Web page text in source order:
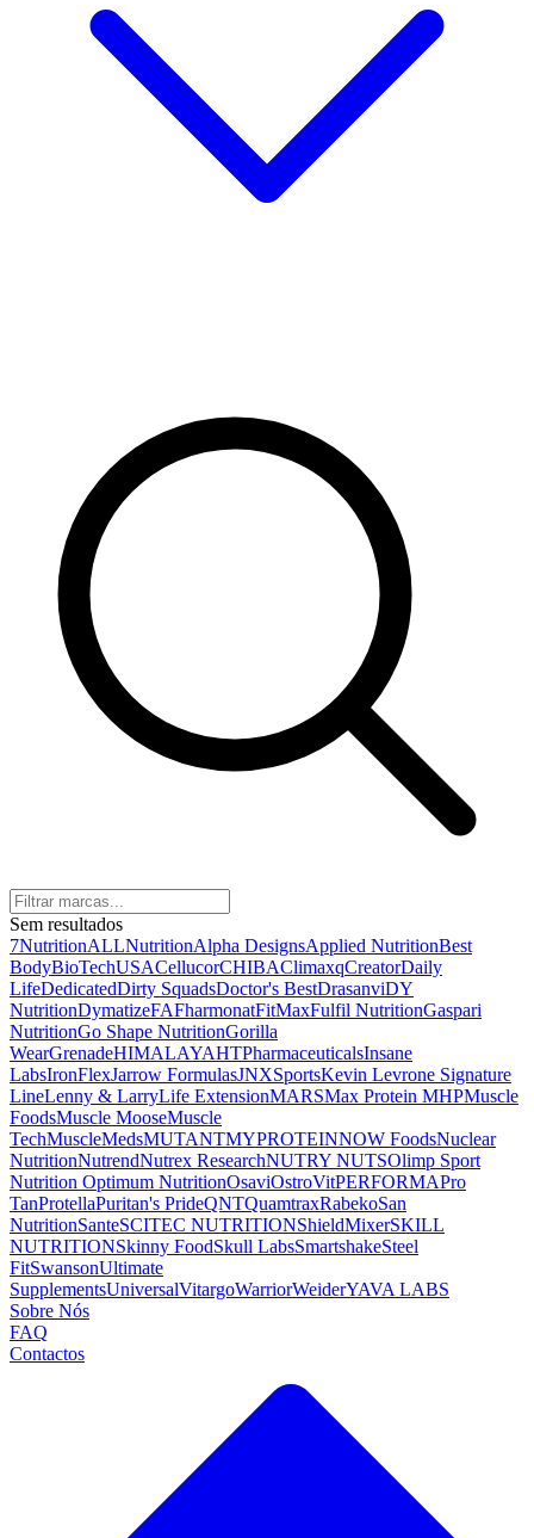
Sem resultados
7NutritionALLNutritionAlpha DesignsApplied NutritionBest
BodyBioTechUSACellucorCHIBAClimaxqCreatorDaily
LifeDedicatedDirty SquadsDoctor's BestDrasanviDY
NutritionDymatizeFAFharmonatFitMaxFulfil NutritionGaspari
NutritionGo Shape NutritionGorilla
WearGrenadeHIMALAYAHTPharmaceuticalsInsane
LabsIronFlexJarrow FormulasJNXSportsKevin Levrone Signature
LineLenny & LarryLife ExtensionMARSMax Protein MHPMuscle
FoodsMuscle MooseMuscle
TechMuscleMedsMUTANTMYPROTEINNOW FoodsNuclear
NutritionNutrendNutrex ResearchNUTRY NUTSOlimp Sport
Nutrition Optimum NutritionOsaviOstroVitPERFORMAPro
TanProtellaPuritan's PrideQNTQuamtraxRabekoSan
NutritionSanteSCITEC NUTRITIONShieldMixerSKILL
NUTRITIONSkinny FoodSkull LabsSmartshakeSteel
FitSwansonUltimate
SupplementsUniversalVitargoWarriorWeiderYAVA LABS
Sobre Nós
FAQ
Contactos